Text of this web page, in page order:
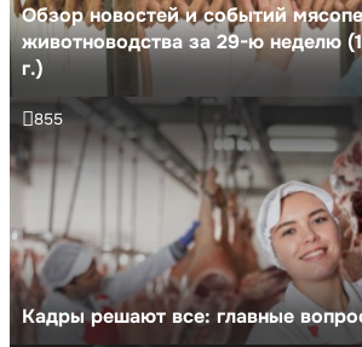
Обзор новостей и событий
животноводства за 29-ю неделю
г.)
Кадры решают все: главные
855